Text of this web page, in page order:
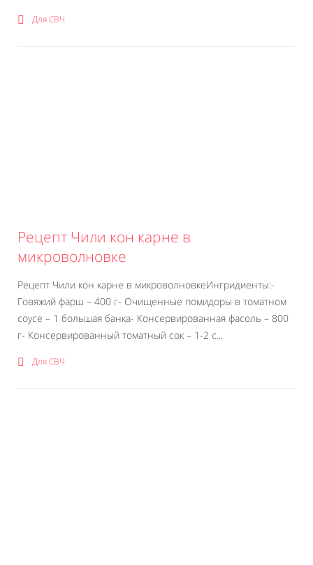
Для СВЧ
Рецепт Чили кон карне в
микроволновке
Рецепт Чили кон карне в микроволновкеИнгридиенты:-
Говяжий фарш – 400 г- Очищенные помидоры в томатном
соусе – 1 большая банка- Консервированная фасоль – 800
г- Консервированный томатный сок – 1-2 с...
Для СВЧ